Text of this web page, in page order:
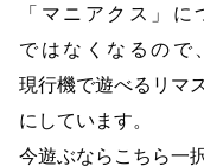
「マニアクス」
ではなくなるので
現行機で遊べるリマ
にしています。
今遊ぶならこちら一